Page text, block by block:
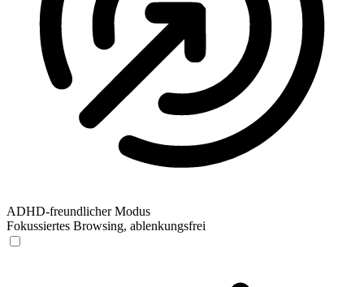
ADHD-freundlicher Modus
Fokussiertes Browsing, ablenkungsfrei